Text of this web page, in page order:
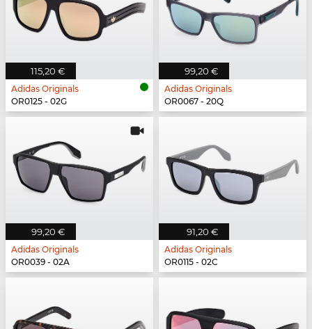
115,20 €
Adidas Originals
OR0125 - 02G
99,20 €
Adidas Originals
OR0067 - 20Q
99,20 €
Adidas Originals
OR0039 - 02A
91,20 €
Adidas Originals
OR0115 - 02C